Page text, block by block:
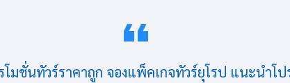
มชั่นทัวร์ราคาถูก จองแพ็คเกจทัวร์ยุโรป แนะนำโ